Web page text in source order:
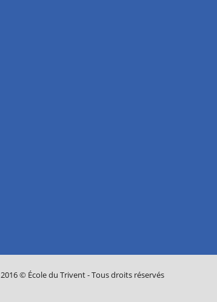
2016 © École du Trivent - Tous droits réservés